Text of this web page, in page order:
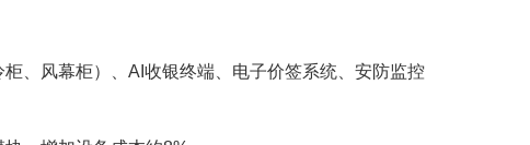
、风幕柜）、AI收银终端、电子价签系统、安防监控